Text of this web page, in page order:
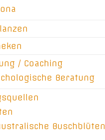
/ Coaching
Beratung
Buschblüten